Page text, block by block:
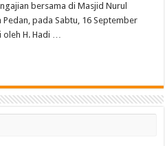
bersama di Masjid Nurul
pada Sabtu, 16 September
oleh H. Hadi …